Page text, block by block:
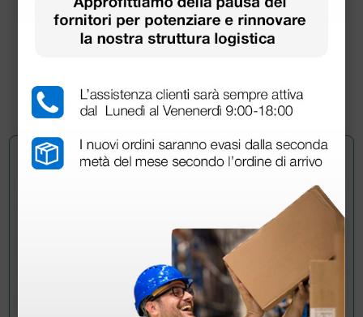
45,05 €
1 pz.
Hai ancora qualche dubbio? Vuoi ulteriori